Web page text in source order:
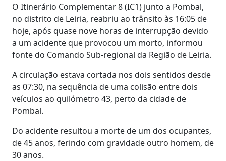
O Itinerário Complementar 8 (IC1) junto a Pombal,
no distrito de Leiria, reabriu ao trânsito às 16:05 de
hoje, após quase nove horas de interrupção devido
a um acidente que provocou um morto, informou
fonte do Comando Sub-regional da Região de Leiria.
A circulação estava cortada nos dois sentidos desde
as 07:30, na sequência de uma colisão entre dois
veículos ao quilómetro 43, perto da cidade de
Pombal.
Do acidente resultou a morte de um dos ocupantes,
de 45 anos, ferindo com gravidade outro homem, de
30 anos.